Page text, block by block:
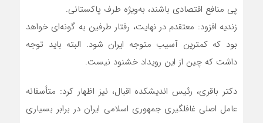
پی منافع اقتصادی باشند، به‌ویژه طرف پاکستانی.
زندیه افزود: معتقدم در نهایت، رفتار طرفین به گونه‌ای خواهد
بود که کمترین آسیب متوجه ایران شود. البته باید توجه
داشت که چین از این رویداد خشنود نیست.
دکتر باقری، رئیس اندیشکده اقبال، نیز اظهار کرد: متأسفانه
عامل اصلی غافلگیری جمهوری اسلامی ایران در برابر بسیاری